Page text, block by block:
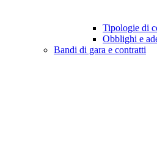
Tipologie di
Obblighi e
Bandi di gara e contratti